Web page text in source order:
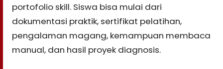
portofolio skill. Siswa bisa mulai dari
dokumentasi praktik, sertifikat pelatihan,
pengalaman magang, kemampuan membaca
manual, dan hasil proyek diagnosis.